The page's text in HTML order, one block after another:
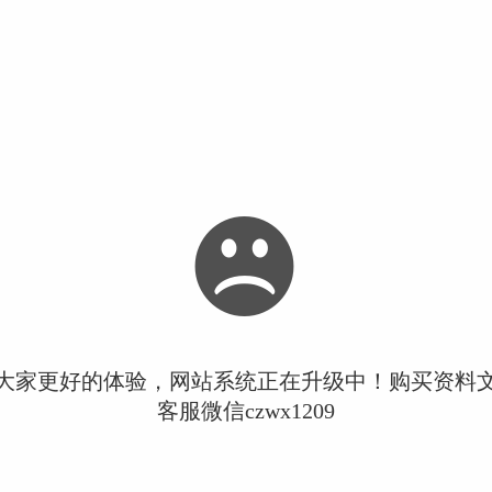
家更好的体验，网站系统正在升级中！购买资料
客服微信czwx1209